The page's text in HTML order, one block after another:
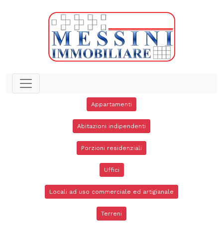
Appartamenti
Abitazioni indipendenti
Porzioni residenziali
Uffici
Locali ad uso commerciale ed artigianale
Terreni